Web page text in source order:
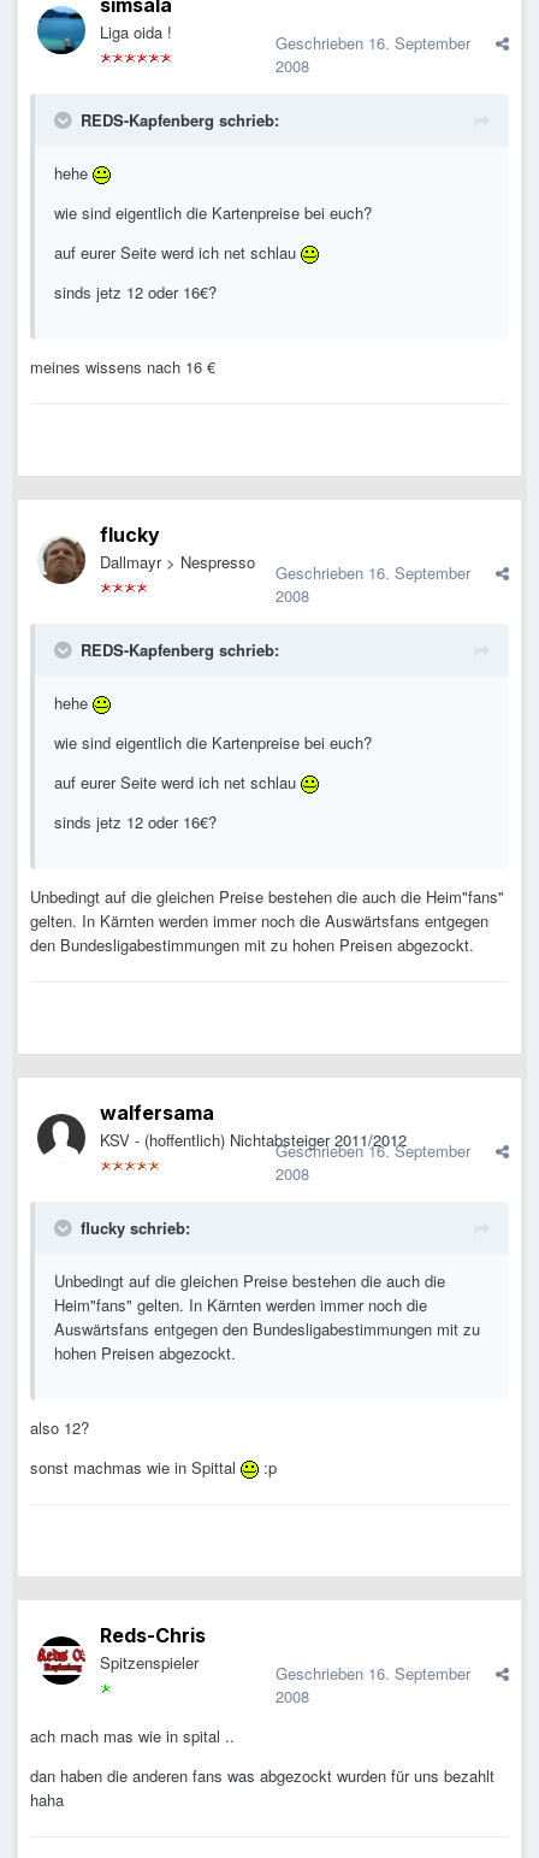
simsala
Liga oida ! Geschrieben 16. September
2008
REDS-Kapfenberg schrieb:
hehe
wie sind eigentlich die Kartenpreise bei euch?
auf eurer Seite werd ich net schlau
sinds jetz 12 oder 16€?
meines wissens nach 16 €
flucky
Dallmayr > Nespresso Geschrieben 16. September
2008
REDS-Kapfenberg schrieb:
hehe
wie sind eigentlich die Kartenpreise bei euch?
auf eurer Seite werd ich net schlau
sinds jetz 12 oder 16€?
Unbedingt auf die gleichen Preise bestehen die auch die Heim"fans"
gelten. In Kärnten werden immer noch die Auswärtsfans entgegen
den Bundesligabestimmungen mit zu hohen Preisen abgezockt.
walfersama
KSV - (hoffentlich) Nichtabsteiger 2011/2012
Geschrieben16. September
2008
flucky schrieb:
Unbedingt auf die gleichen Preise bestehen die auch die
Heim"fans" gelten. In Kärnten werden immer noch die
Auswärtsfans entgegen den Bundesligabestimmungen mit zu
hohen Preisen abgezockt.
also 12?
sonst machmas wie in Spittal
:p
Reds-Chris
Spitzenspieler Geschrieben 16. September
2008
ach mach mas wie in spital ..
dan haben die anderen fans was abgezockt wurden für uns bezahlt
haha